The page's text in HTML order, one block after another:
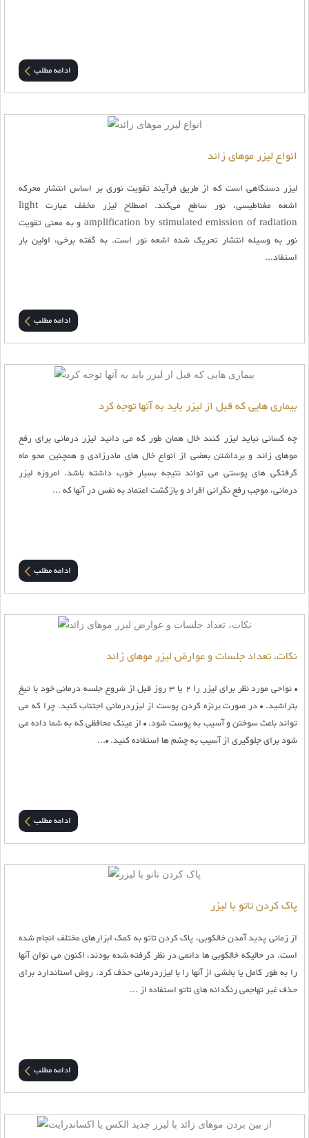
ادامه مطلب
انواع لیزر موهای زائد
لیزر دستگاهی است که از طریق فرآیند تقویت نوری بر اساس انتشار محرکه
اشعه مغناطیسی، نور ساطع می‌کند. اصطلاح لیزر مخفف عبارت light
amplification by stimulated emission of radiation و به معنی تقویت
نور به وسیله انتشار تحریک شده اشعه نور است. به گفته برخی، اولین بار
استفاد...
ادامه مطلب
بیماری هایی که قبل از لیزر باید به آنها توجه کرد
چه کسانی نباید لیزر کنند خال همان طور که می دانید لیزر درمانی برای رفع
موهای زائد و برداشتن بعضی از انواع خال های مادرزادی و همچنین محو ماه
گرفتگی های پوستی می تواند نتیجه بسیار خوب داشته باشد. امروزه لیزر
درمانی، موجب رفع نگرانی افراد و بازگشت اعتماد به نفس در آنها که ...
ادامه مطلب
نکات، تعداد جلسات و عوارض لیزر موهای زائد
• نواحی مورد نظر برای لیزر را 2 یا 3 روز قبل از شروع جلسه درمانی خود با تیغ
بتراشید. • در صورت برنزه کردن پوست از لیزردرمانی اجتناب کنید. چرا که می
تواند باعث سوختن و آسیب به پوست شود. • از عینک محافظی که به شما داده می
شود برای جلوگیری از آسیب به چشم ها استفاده کنید. •...
ادامه مطلب
پاک کردن تاتو با لیزر
از زمانی پدید آمدن خالکوبی، پاک کردن تاتو به کمک ابزارهای مختلف انجام شده
است. در حالیکه خالکوبی ها دائمی در نظر گرفته شده بودند، اکنون می توان آنها
را به طور کامل یا بخشی از آنها را با لیزردرمانی حذف کرد. روش استاندارد برای
حذف غیر تهاجمی رنگدانه های تاتو استفاده از ...
ادامه مطلب